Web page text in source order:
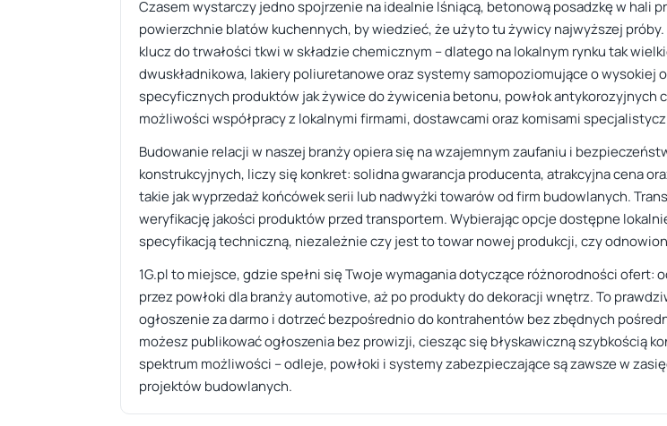
Czasem wystarczy jedno spojrzenie na idealnie lśniącą, betonową posadzkę w hali
powierzchnie blatów kuchennych, by wiedzieć, że użyto tu żywicy najwyższej
klucz do trwałości tkwi w składzie chemicznym – dlatego na lokalnym rynku tak
dwuskładnikowa, lakiery poliuretanowe oraz systemy samopoziomujące o
specyficznych produktów jak żywice do żywicenia betonu, powłok antykorozyjnych
możliwości współpracy z lokalnymi firmami, dostawcami oraz komisami
Budowanie relacji w naszej branży opiera się na wzajemnym zaufaniu i
konstrukcyjnych, liczy się konkret: solidna gwarancja producenta, atrakcyjna cena
takie jak wyprzedaż końcówek serii lub nadwyżki towarów od firm budowlanych.
weryfikację jakości produktów przed transportem. Wybierając opcje dostępne
specyfikacją techniczną, niezależnie czy jest to towar nowej produkcji, czy
1G.pl to miejsce, gdzie spełni się Twoje wymagania dotyczące różnorodności
przez powłoki dla branży automotive, aż po produkty do dekoracji wnętrz. To
ogłoszenie za darmo i dotrzeć bezpośrednio do kontrahentów bez zbędnych
możesz publikować ogłoszenia bez prowizji, ciesząc się błyskawiczną szybkością
spektrum możliwości – odleje, powłoki i systemy zabezpieczające są zawsze w
projektów budowlanych.